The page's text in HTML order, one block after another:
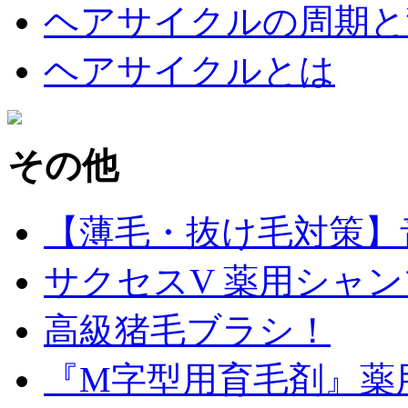
ヘアサイクルの周期
ヘアサイクルとは
その他
【薄毛・抜け毛対策
サクセスV 薬用シャ
高級猪毛ブラシ！
『M字型用育毛剤』